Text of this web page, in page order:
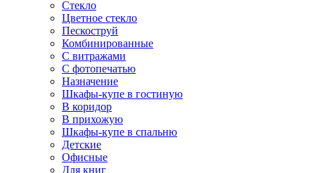
Стекло
Цветное стекло
Пескоструй
Комбинированные
С витражами
С фотопечатью
Назначение
Шкафы-купе в гостиную
В коридор
В прихожую
Шкафы-купе в спальню
Детские
Офисные
Для книг